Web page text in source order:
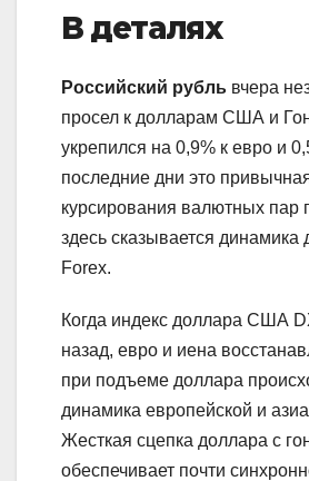
В деталях
Российский рубль вчера
просел к долларам США и
укрепился на 0,9% к евро и
последние дни это
курсирования валютных пар
здесь сказывается динамика
Forex.
Когда индекс доллара США
назад, евро и иена
при подъеме доллара
динамика европейской и
Жесткая сцепка доллара с
обеспечивает почти